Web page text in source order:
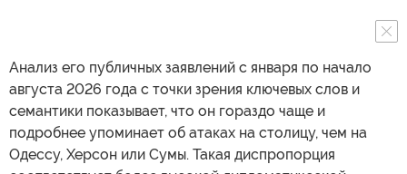
Анализ его публичных заявлений с января по начало
августа 2026 года с точки зрения ключевых слов и
семантики показывает, что он гораздо чаще и
подробнее упоминает об атаках на столицу, чем на
Одессу, Херсон или Сумы. Такая диспропорция